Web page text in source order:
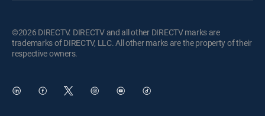
©2026 DIRECTV. DIRECTV and all other DIRECTV marks are
trademarks of DIRECTV, LLC. All other marks are the property of their
respective owners.